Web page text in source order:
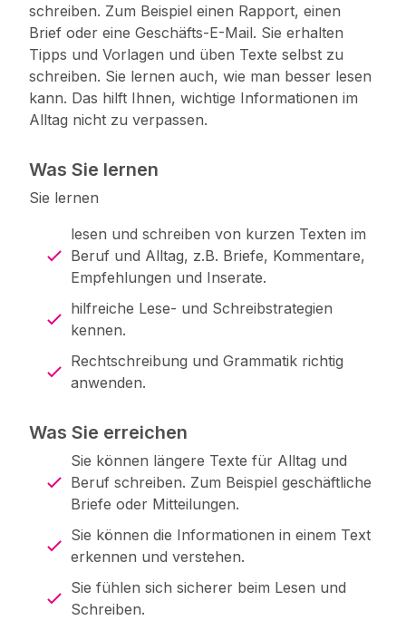
schreiben. Zum Beispiel einen Rapport, einen
Brief oder eine Geschäfts-E-Mail. Sie erhalten
Tipps und Vorlagen und üben Texte selbst zu
schreiben. Sie lernen auch, wie man besser lesen
kann. Das hilft Ihnen, wichtige Informationen im
Alltag nicht zu verpassen.
Was Sie lernen
Sie lernen
lesen und schreiben von kurzen Texten im
Beruf und Alltag, z.B. Briefe, Kommentare,
Empfehlungen und Inserate.
hilfreiche Lese- und Schreibstrategien
kennen.
Rechtschreibung und Grammatik richtig
anwenden.
Was Sie erreichen
Sie können längere Texte für Alltag und
Beruf schreiben. Zum Beispiel geschäftliche
Briefe oder Mitteilungen.
Sie können die Informationen in einem Text
erkennen und verstehen.
Sie fühlen sich sicherer beim Lesen und
Schreiben.